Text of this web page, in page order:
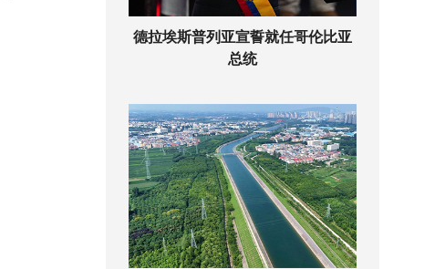
德拉埃斯普列亚宣誓就任哥伦比亚
总统